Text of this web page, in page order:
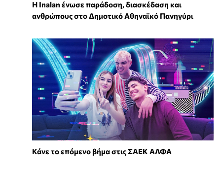
Η Inalan ένωσε παράδοση, διασκέδαση και
ανθρώπους στο Δημοτικό Αθηναϊκό Πανηγύρι
Κάνε το επόμενο βήμα στις ΣΑΕΚ ΑΛΦΑ